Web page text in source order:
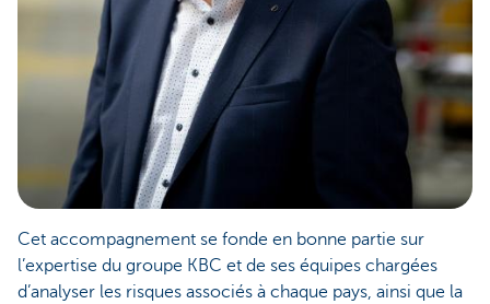
Cet accompagnement se fonde en bonne partie sur
l’expertise du groupe KBC et de ses équipes chargées
d’analyser les risques associés à chaque pays, ainsi que la